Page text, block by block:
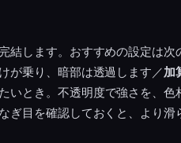
します。おすすめの設定は次
が乗り、暗部は透過します／加
いとき。不透明度で強さを、
目を確認しておくと、より滑